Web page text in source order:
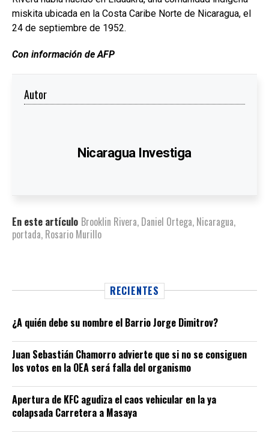
miskita ubicada en la Costa Caribe Norte de Nicaragua, el
24 de septiembre de 1952.
Con información de AFP
Autor
Nicaragua Investiga
En este artículo Brooklin Rivera, Daniel Ortega, Nicaragua,
portada, Rosario Murillo
RECIENTES
¿A quién debe su nombre el Barrio Jorge Dimitrov?
Juan Sebastián Chamorro advierte que si no se consiguen
los votos en la OEA será falla del organismo
Apertura de KFC agudiza el caos vehicular en la ya
colapsada Carretera a Masaya